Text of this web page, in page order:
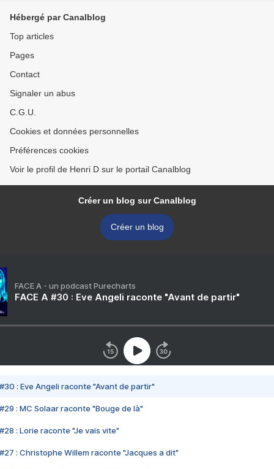
Hébergé par Canalblog
Top articles
Pages
Contact
Signaler un abus
C.G.U.
Cookies et données personnelles
Préférences cookies
Voir le profil de Henri D sur le portail Canalblog
Créer un blog sur Canalblog
Créer un blog
FACE A - un podcast Purecharts
FACE A #30 : Eve Angeli raconte "Avant de partir"
#30 : Eve Angeli raconte "Avant de partir"
#29 : MC Solaar raconte "Bouge de là"
#28 : Lorie raconte "Je vais vite"
#27 : Christophe Willem raconte "Jacques a dit"